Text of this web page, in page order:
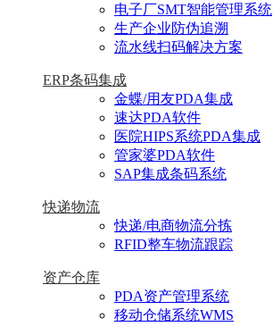
电子厂SMT智能管理系统
生产企业防伪追溯
流水线扫码解决方案
ERP条码集成
金蝶/用友PDA集成
速达PDA软件
医院HIPS系统PDA集成
管家婆PDA软件
SAP集成条码系统
快递物流
快递/电商物流分拣
RFID整车物流跟踪
资产仓库
PDA资产管理系统
移动仓储系统WMS